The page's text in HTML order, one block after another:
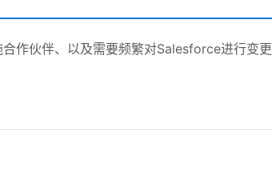
作伙伴、以及需要频繁对Salesforce进行变更